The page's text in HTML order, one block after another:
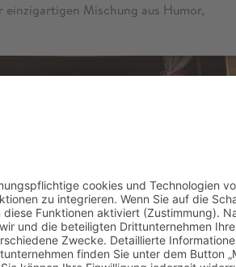
einzigartigen Mischung aus Humor,